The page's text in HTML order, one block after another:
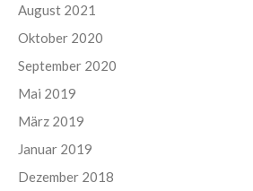
August 2021
Oktober 2020
September 2020
Mai 2019
März 2019
Januar 2019
Dezember 2018